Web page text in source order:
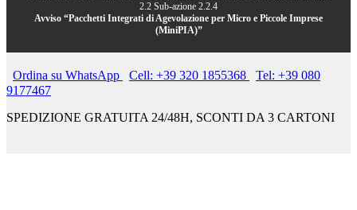
2.2 Sub-azione 2.2.4
Avviso “Pacchetti Integrati di Agevolazione per Micro e Piccole Imprese
(MiniPIA)”
Ordina su WhatsApp Cell: +39 320 1855368
Tel: +39 080
9177467
SPEDIZIONE GRATUITA 24/48H, SCONTI DA 3 CARTONI